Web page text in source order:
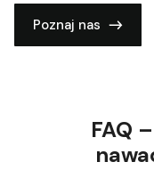
Poznaj nas
FAQ